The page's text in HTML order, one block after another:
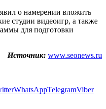
о намерении вложить
студии видеоигр, а также
для подготовки
Источник: www.seonews.ru
WhatsAppTelegramViber